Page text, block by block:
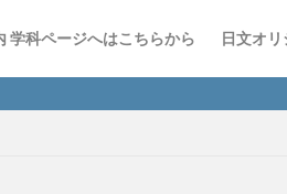
学科ページへはこちらから 日文オ